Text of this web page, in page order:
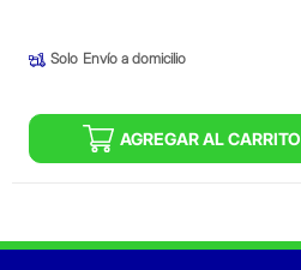
Solo Envío a domicilio
AGREGAR AL CARRITO